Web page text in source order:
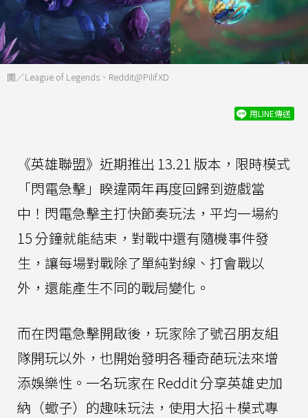
圖／League of Legends、Reddit@PilifXD
用LINE傳送
《英雄聯盟》近期推出 13.21 版本，限時模式
「閃電急擊」睽違兩年再度回歸到遊戲當
中！閃電急擊主打快節奏玩法，平均一場約
15 分鐘就能結束，對戰中還有隨機事件發
生，讓每場對戰除了單純對線、打會戰以
外，還能產生不同的戰局變化。
而在閃電急擊開啟後，玩家除了號召朋友組
隊開玩以外，也開始發明各種奇葩玩法來增
添娛樂性。一名玩家在 Reddit 分享英雄史加
納（蠍子）的趣味玩法，使用大招＋模式專